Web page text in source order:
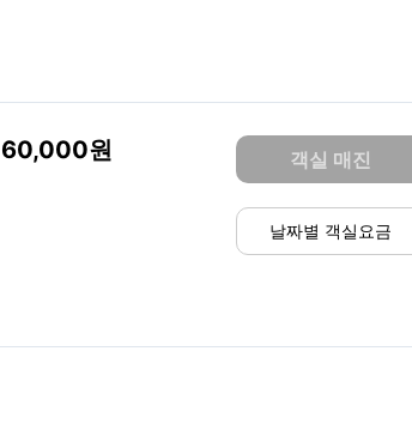
60,000 객실 매진
날짜별 객실요금